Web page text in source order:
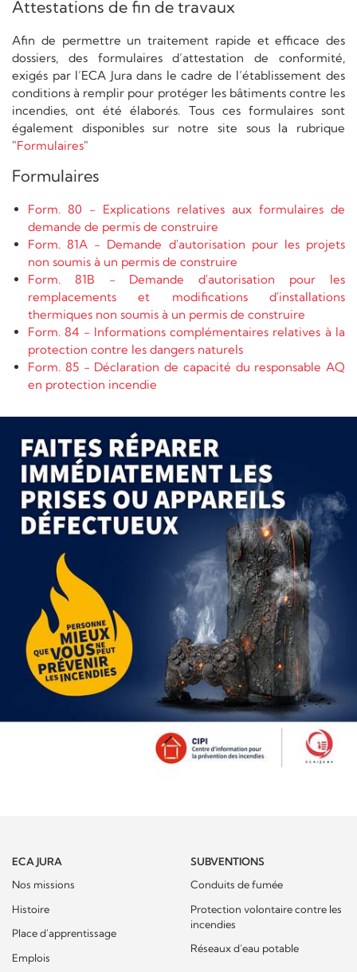
Attestations de fin de travaux
Afin de permettre un traitement rapide et efficace des
dossiers, des formulaires d’attestation de conformité,
exigés par l’ECA Jura dans le cadre de l’établissement des
conditions à remplir pour protéger les bâtiments contre les
incendies, ont été élaborés. Tous ces formulaires sont
également disponibles sur notre site sous la rubrique
"Formulaires"
Formulaires
Form. 80 - Explications relatives aux formulaires de
demande de permis de construire
Form. 81A - Demande d'autorisation pour les projets
non soumis à un permis de construire
Form. 81B - Demande d'autorisation pour les
remplacements et modifications d'installations
thermiques non soumis à un permis de construire
Form. 84 - Informations complémentaires relatives à la
protection contre les dangers naturels
Form. 85 - Déclaration de capacité du responsable AQ
en protection incendie
ECA JURA
Nos missions
Histoire
Place d'apprentissage
Emplois
SUBVENTIONS
Conduits de fumée
Protection volontaire contre les
incendies
Réseaux d’eau potable